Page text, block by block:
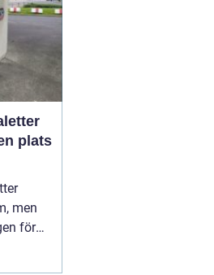
plats
men
för
stad,